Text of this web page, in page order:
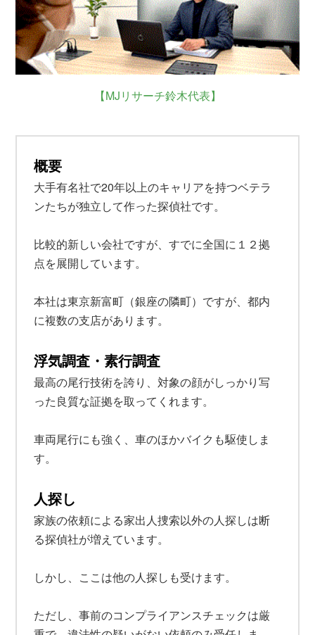
【MJリサーチ鈴木代表】
概要
大手有名社で20年以上のキャリアを持つベテラ
ンたちが独立して作った探偵社です。
比較的新しい会社ですが、すでに全国に１２拠
点を展開しています。
本社は東京新富町（銀座の隣町）ですが、都内
に複数の支店があります。
浮気調査・素行調査
最高の尾行技術を誇り、対象の顔がしっかり写
った良質な証拠を取ってくれます。
車両尾行にも強く、車のほかバイクも駆使しま
す。
人探し
家族の依頼による家出人捜索以外の人探しは断
る探偵社が増えています。
しかし、ここは他の人探しも受けます。
ただし、事前のコンプライアンスチェックは厳